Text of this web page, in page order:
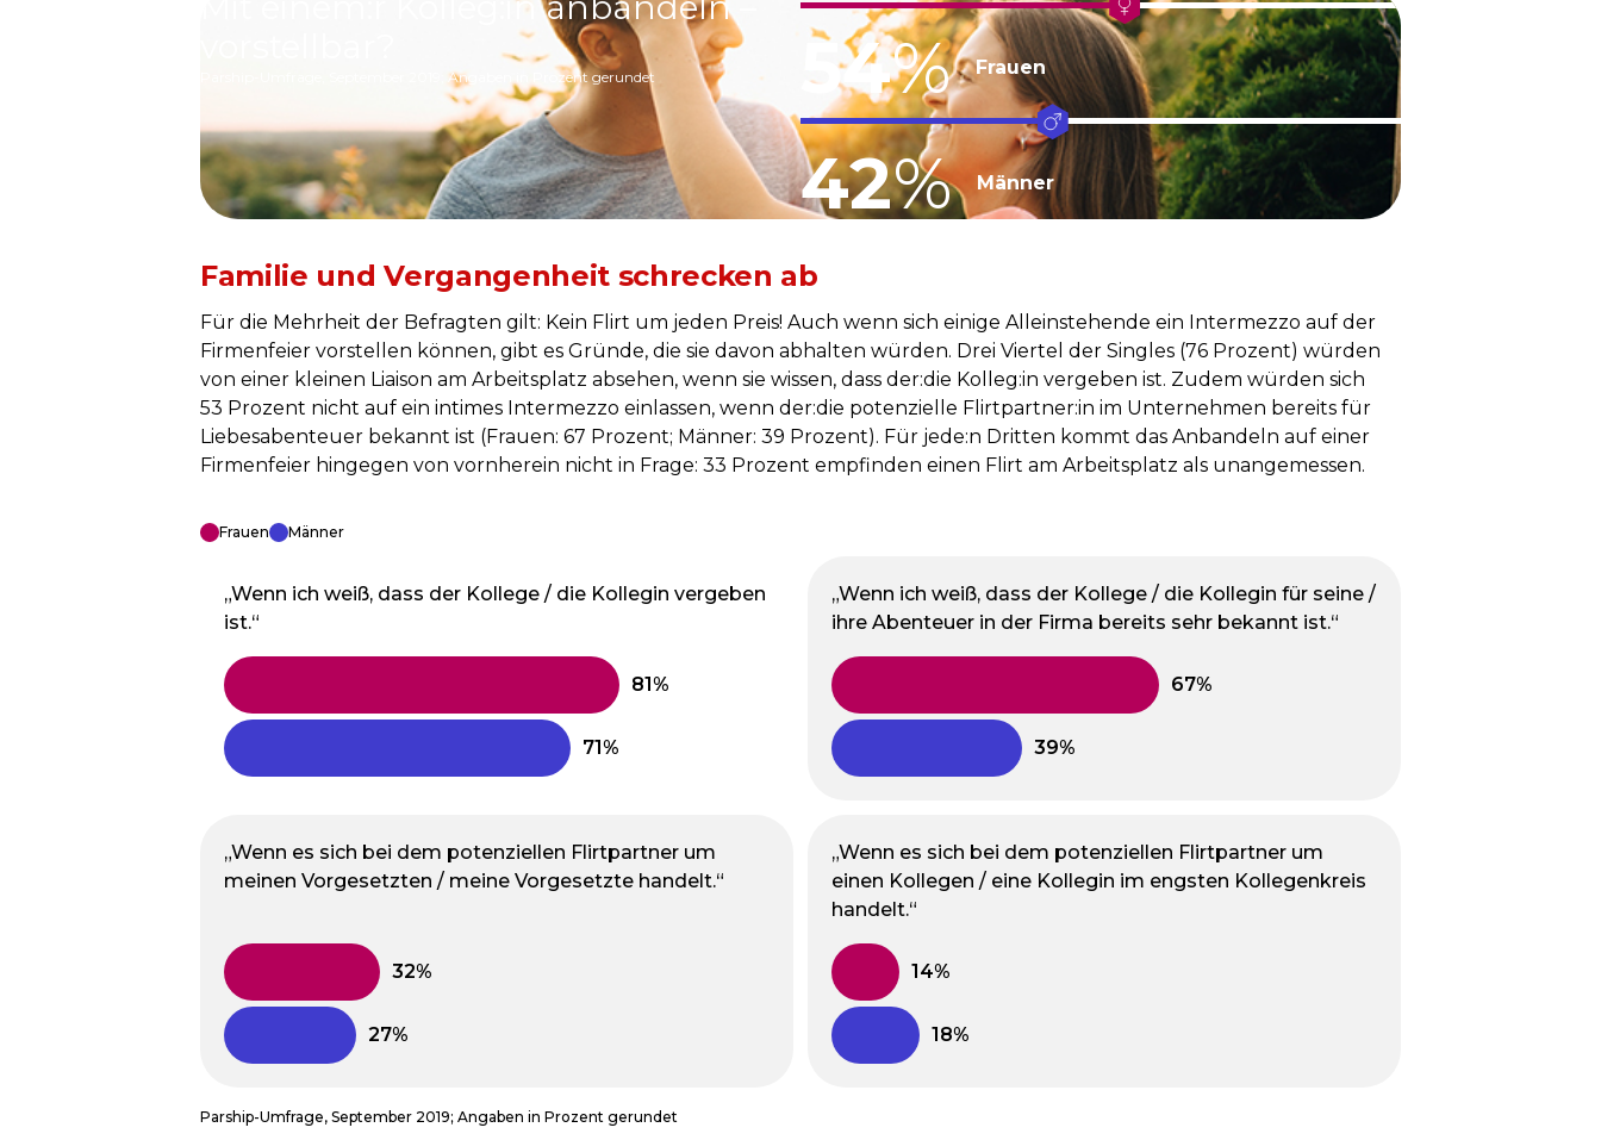
Parship-Umfrage, September 2019; Angaben in Prozent gerundet 54% Frauen
42% Männer
Familie und Vergangenheit schrecken ab
Für die Mehrheit der Befragten gilt: Kein Flirt um jeden Preis! Auch wenn sich einige Alleinstehende ein Intermezzo auf der
Firmenfeier vorstellen können, gibt es Gründe, die sie davon abhalten würden. Drei Viertel der Singles (76 Prozent) würden
von einer kleinen Liaison am Arbeitsplatz absehen, wenn sie wissen, dass der:die Kolleg:in vergeben ist. Zudem würden sich
53 Prozent nicht auf ein intimes Intermezzo einlassen, wenn der:die potenzielle Flirtpartner:in im Unternehmen bereits für
Liebesabenteuer bekannt ist (Frauen: 67 Prozent; Männer: 39 Prozent). Für jede:n Dritten kommt das Anbandeln auf einer
Firmenfeier hingegen von vornherein nicht in Frage: 33 Prozent empfinden einen Flirt am Arbeitsplatz als unangemessen.
Frauen Männer
„Wenn ich weiß, dass der Kollege / die Kollegin vergeben
ist.“
„Wenn ich weiß, dass der Kollege / die Kollegin für seine /
ihre Abenteuer in der Firma bereits sehr bekannt ist.“
„Wenn es sich bei dem potenziellen Flirtpartner um
meinen Vorgesetzten / meine Vorgesetzte handelt.“
„Wenn es sich bei dem potenziellen Flirtpartner um
einen Kollegen / eine Kollegin im engsten Kollegenkreis
handelt.“
Parship-Umfrage, September 2019; Angaben in Prozent gerundet